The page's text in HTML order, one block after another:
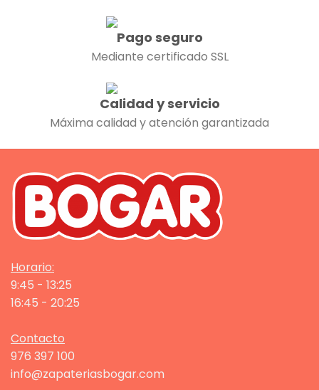
Pago seguro
Mediante certificado SSL
Calidad y servicio
Máxima calidad y atención garantizada
Horario:
9:45 - 13:25
16:45 - 20:25
Contacto
976 397 100
info@zapateriasbogar.com